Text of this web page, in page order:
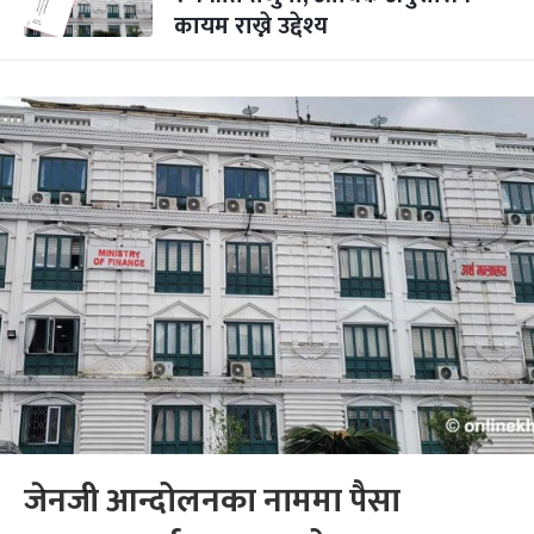
कायम राख्ने उद्देश्य
जेनजी आन्दोलनका नाममा पैसा